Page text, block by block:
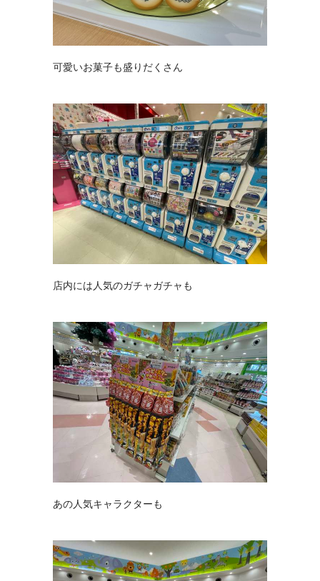
可愛いお菓子も盛りだくさん
店内には人気のガチャガチャも
あの人気キャラクターも